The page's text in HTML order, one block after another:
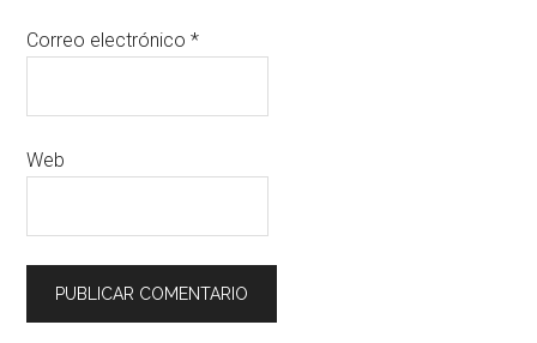
Correo electrónico*
Web